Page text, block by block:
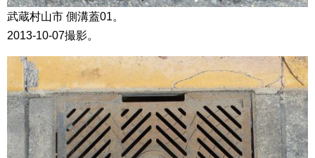
武蔵村山市 側溝蓋01。
2013-10-07撮影。